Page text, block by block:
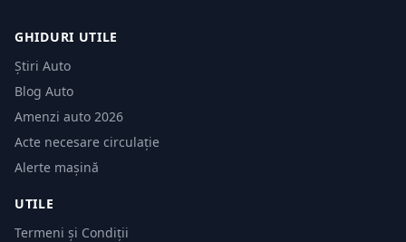
GHIDURI UTILE
Știri Auto
Blog Auto
Amenzi auto 2026
Acte necesare circulație
Alerte mașină
UTILE
Termeni și Condiții